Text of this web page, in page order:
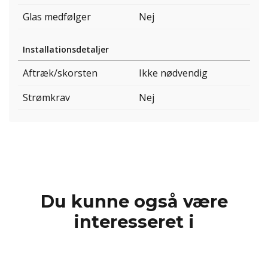
Glas medfølger
Nej
Installationsdetaljer
Aftræk/skorsten
Ikke nødvendig
Strømkrav
Nej
Du kunne også være
interesseret i